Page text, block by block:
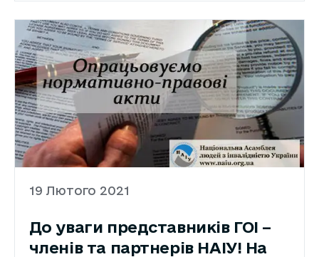
19 Лютого 2021
До уваги представників ГОІ –
членів та партнерів НАІУ! На